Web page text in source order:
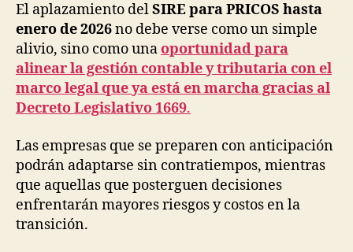
El aplazamiento delSIRE para PRICOS hasta
enero de 2026no debe verse como un simple
alivio, sino como unaoportunidad para
alinear la gestión contable y tributaria con el
marco legal que ya está en marcha gracias al
Decreto Legislativo 1669.
Las empresas que se preparen con anticipación
podrán adaptarse sin contratiempos, mientras
que aquellas que posterguen decisiones
enfrentarán mayores riesgos y costos en la
transición.